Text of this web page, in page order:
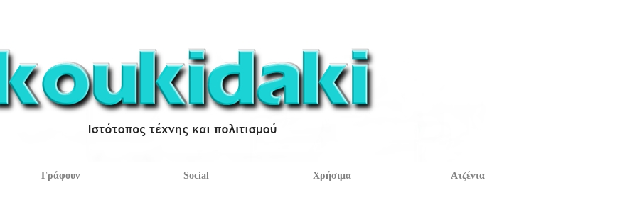
Γράφουν Social Χρήσιμα Ατζέντα